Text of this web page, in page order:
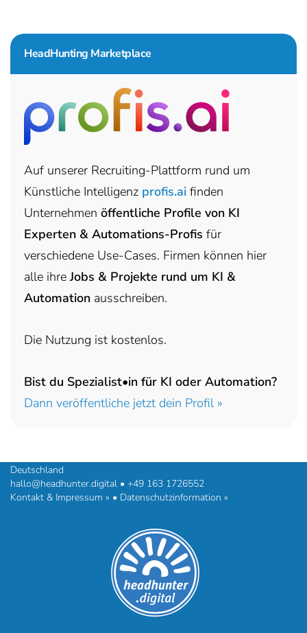
HeadHunting Marketplace
Auf unserer Recruiting-Plattform rund um
Künstliche Intelligenz profis.ai finden
Unternehmen öffentliche Profile von KI
Experten & Automations-Profis für
verschiedene Use-Cases. Firmen können hier
alle ihreJobs & Projekte rund um KI &
Automation ausschreiben.
Die Nutzung ist kostenlos.
Bist du Spezialist•in für KI oder Automation?
Dann veröffentliche jetzt dein Profil »
Deutschland
hallo@headhunter.digital • +49 163 1726552
Kontakt & Impressum » • Datenschutzinformation »